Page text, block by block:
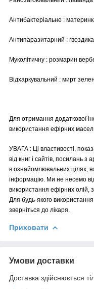
Антибактеріальне :
Антипаразитарний : гвоздика
Муколітичну : розмарин
Відхаркувальний : мирт
Для отримання додаткової
використання ефірних масел,
УВАГА : Ці властивості,
від книг і сайтів, посилань
в ознайомлювальних цілях,
інформацію. Ми не несемо
використання ефірних олій,
Для будь-якого
зверніться до лікаря.
Приховати
Умови доставки
Доставка здійснюється